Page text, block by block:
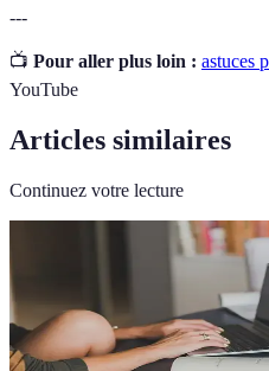
---
📺 Pour aller plus loin : astuces
YouTube
Articles similaires
Continuez votre lecture